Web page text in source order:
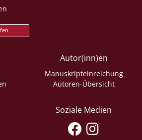
Autor(inn)en
Manuskripteinreichung
Autoren-Übersicht
Soziale Medien